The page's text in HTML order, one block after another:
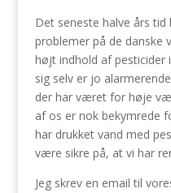
Det seneste halve års
problemer på de
højt indhold af pesticider
sig selv er jo
der har været for høje
af os er nok bekymrede
har drukket vand med
være sikre på, at vi har
Jeg skrev en email til